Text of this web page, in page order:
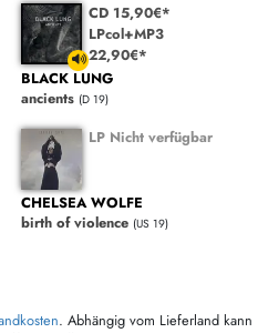
CD 15,90€*
LPcol+MP3
22,90€*
BLACK LUNG
ancients (D 19)
LP Nicht verfügbar
CHELSEA WOLFE
birth of violence (US 19)
. Abhängig vom Lieferland kann